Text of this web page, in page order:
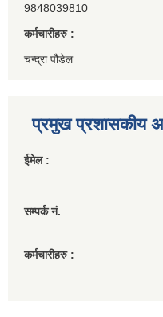
9848039810
कर्मचारीहरु :
चन्द्रा पौडेल
प्रमुख प्रशासकीय
ईमेल :
सम्पर्क नं.
कर्मचारीहरु :